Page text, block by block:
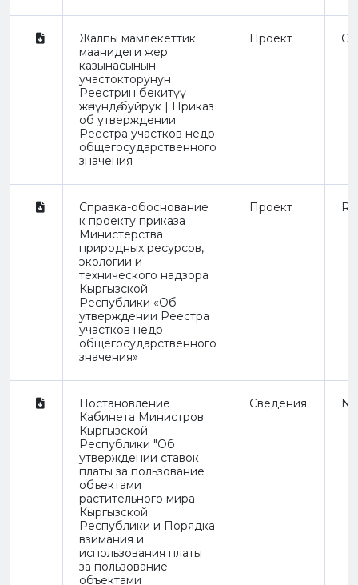
Жалпы мамлекеттик
маанидеги жер
казынасынын
участокторунун
Реестрин бекитүү
жөнүндө буйрук | Приказ
об утверждении
Реестра участков недр
общегосударственного
значения
Проект
Справка-обоснование
к проекту приказа
Министерства
природных ресурсов,
экологии и
технического надзора
Кыргызской
Республики «Об
утверждении Реестра
участков недр
общегосударственного
значения»
Проект
Постановление
Кабинета Министров
Кыргызской
Республики "Об
утверждении ставок
платы за пользование
объектами
растительного мира
Кыргызской
Республики и Порядка
взимания и
использования платы
за пользование
объектами
Сведения